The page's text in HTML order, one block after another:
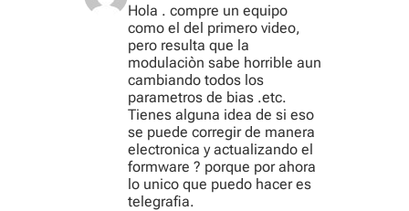
Hola . compre un equipo
como el del primero video,
pero resulta que la
modulaciòn sabe horrible aun
cambiando todos los
parametros de bias .etc.
Tienes alguna idea de si eso
se puede corregir de manera
electronica y actualizando el
formware ? porque por ahora
lo unico que puedo hacer es
telegrafia.